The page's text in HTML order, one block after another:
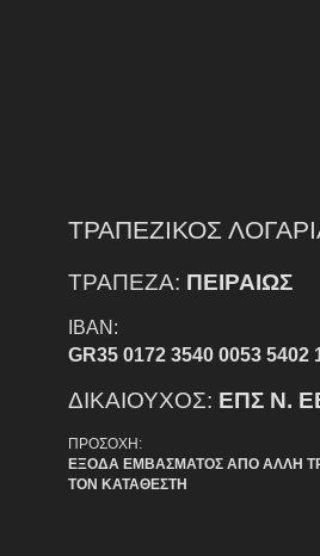
ΤΡΑΠΕΖΙΚΟΣ
ΤΡΑΠΕΖΑ: ΠΕΙΡΑΙΩΣ
IBAN:
GR35 0172 3540 0053 5402
ΔΙΚΑΙΟΥΧΟΣ: ΕΠΣ Ν.
ΠΡΟΣΟΧΗ:
ΕΞΟΔΑ ΕΜΒΑΣΜΑΤΟΣ ΑΠΟ ΑΛΛΗ
ΤΟΝ ΚΑΤΑΘΕΣΤΗ